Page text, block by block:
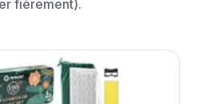
fièrement).